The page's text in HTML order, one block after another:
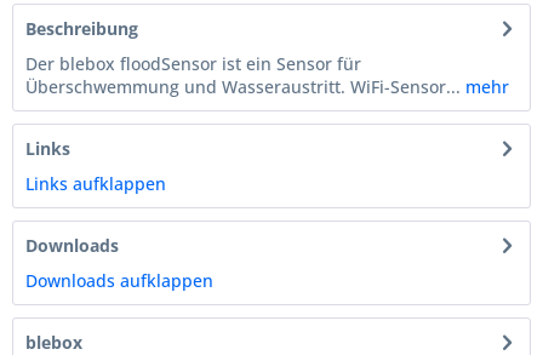
Beschreibung
Der blebox floodSensor ist ein Sensor für
Überschwemmung und Wasseraustritt. WiFi-Sensor... mehr
Links
Links aufklappen
Downloads
Downloads aufklappen
blebox